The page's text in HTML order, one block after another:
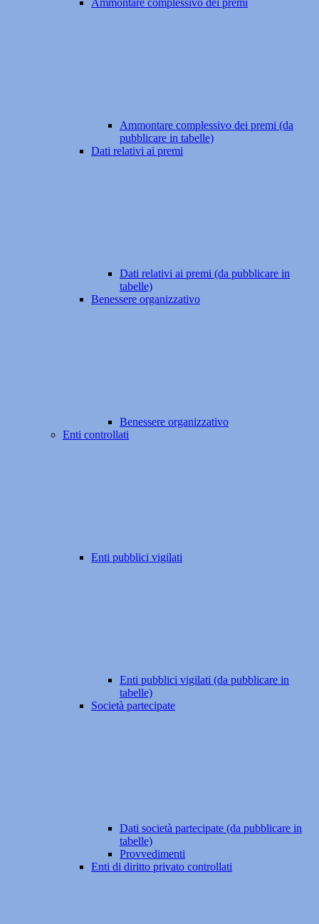
Ammontare complessivo dei premi
Ammontare complessivo dei premi (da
pubblicare in tabelle)
Dati relativi ai premi
Dati relativi ai premi (da pubblicare in
tabelle)
Benessere organizzativo
Benessere organizzativo
Enti controllati
Enti pubblici vigilati
Enti pubblici vigilati (da pubblicare in
tabelle)
Società partecipate
Dati società partecipate (da pubblicare in
tabelle)
Provvedimenti
Enti di diritto privato controllati